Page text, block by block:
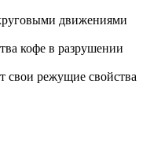
движениями
кофе в разрушении
свои режущие свойства